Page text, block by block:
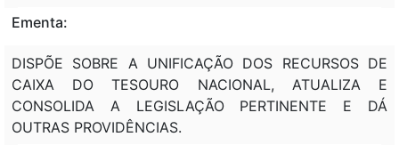
Ementa:
DISPÕE SOBRE A UNIFICAÇÃO DOS RECURSOS DE
CAIXA DO TESOURO NACIONAL, ATUALIZA E
CONSOLIDA A LEGISLAÇÃO PERTINENTE E DÁ
OUTRAS PROVIDÊNCIAS.